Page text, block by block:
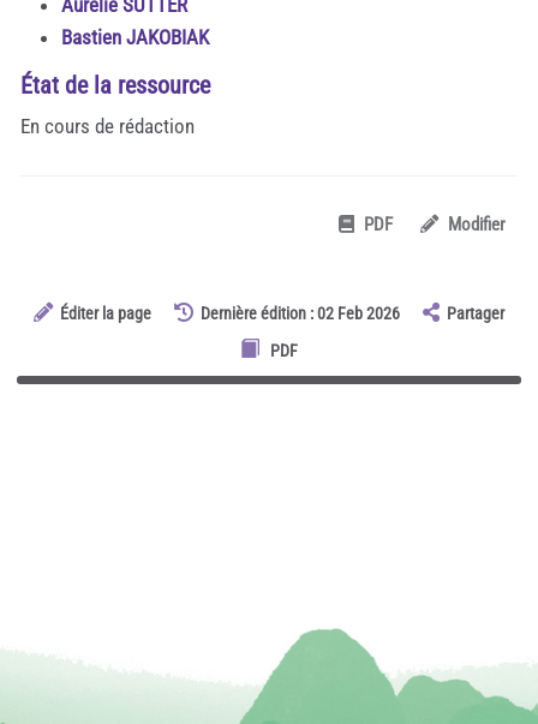
Aurélie SUTTER
Bastien JAKOBIAK
État de la ressource
En cours de rédaction
PDF Modifier
Éditer la page Dernière édition : 02 Feb 2026
Partager
PDF